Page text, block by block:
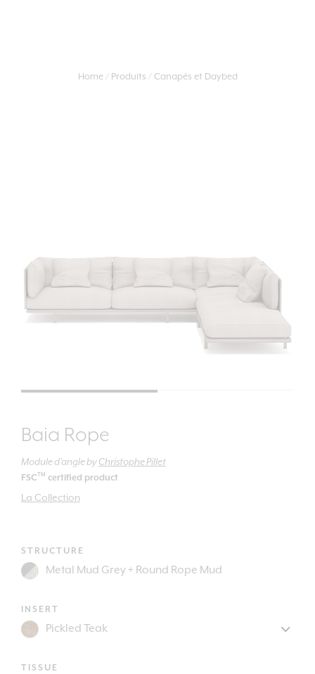
Home Produits Canapés et Daybed
Baia Rope
Module d’anglebyChristophe Pillet
FSC TM certified product
La Collection
STRUCTURE
INSERT
TISSUE